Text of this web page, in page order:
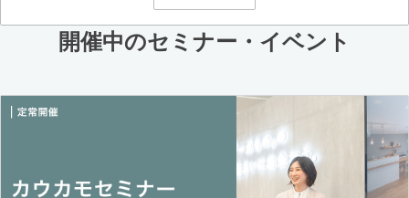
開催中のセミナー・イベント